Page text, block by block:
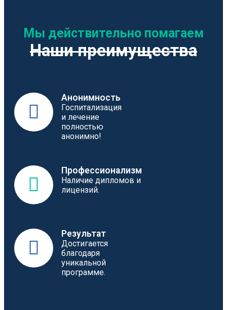
Мы действительно помагаем
Наши преимущества
Анонимность
Госпитализация
и лечение
полностью
анонимно!
Профессионализм
Наличие дипломов и
лицензий.
Результат
Достигается
благодаря
уникальной
программе.